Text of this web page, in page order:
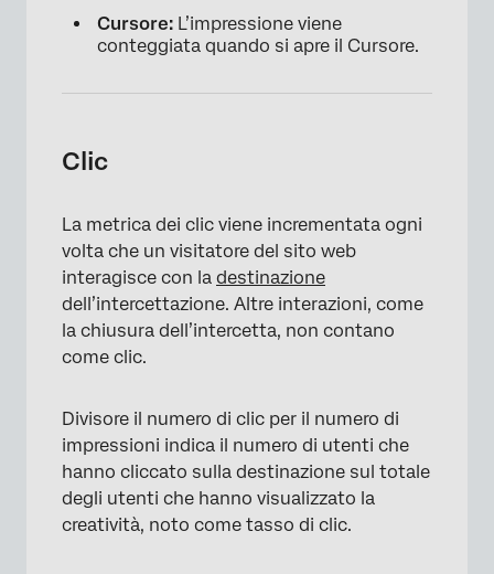
Cursore: L’impressione viene
conteggiata quando si apre il Cursore.
Clic
La metrica dei clic viene incrementata ogni
volta che un visitatore del sito web
interagisce con la destinazione
dell’intercettazione. Altre interazioni, come
la chiusura dell’intercetta, non contano
come clic.
Divisore il numero di clic per il numero di
impressioni indica il numero di utenti che
hanno cliccato sulla destinazione sul totale
degli utenti che hanno visualizzato la
creatività, noto come tasso di clic.